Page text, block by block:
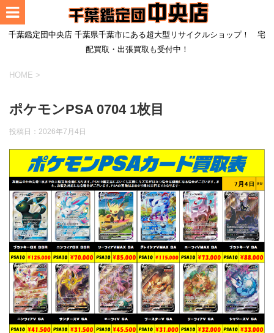
千葉鑑定団中央店 千葉県千葉市にある超大型リサイクルショップ！ 宅
配買取・出張買取も受付中！
HOME >
ポケモンPSA 0704 1枚目
投稿日： 2026年7月4日